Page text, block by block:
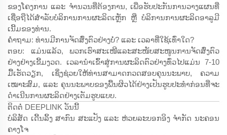
ຂອງໂຄງການ ແລະ ຈຳນວນທີ່ຕ້ອງການ, ເພື່ອຮັບປະກັນການວາງແຜນທີ່
ເຊື່ອຖືໄດ້ສຳລັບບໍລິການການຜະລິດເຫຼັກ ຫຼື ບໍລິການການຜະລິດອາລູມີ
ເນີ້ມຂອງທ່ານ.
ຄຳຖາມ: ທ່ານມີການຈັດສົ່ງຕົວຢ່າງບໍ່? ແລະ ເວລາທີ່ໃຊ້ເທົ່າໃດ?
ຕອບ: ແມ່ນແລ້ວ, ພວກເຮົາສະເໜີແລະສະໜັບສະໜູນການຈັດສົ່ງຕົວ
ຢ່າງຢ່າງເຂີ້ມງວດ. ເວລານຳເຂົ້າສູ່ການຜະລິດຕົວຢ່າງທົ່ວໄປແມ່ນ 7-10
ມື້ເຮັດວຽກ, ເຊິ່ງຊ່ວຍໃຫ້ທ່ານສາມາດກວດສອບຄຸນນະພາບ, ຄວາມ
ເໝາະສົມ, ແລະ ຄຸນນະພາບຂອງພື້ນຜິວໄດ້ຢ່າງເປັນຮູບປະທຳກ່ອນທີ່ຈະ
ດຳເນີນການຜະລິດຢ່າງເຕັມຮູບແບບ.
ຕິດຕໍ່ DEEPLINK ວັນນີ້
ບໍລິສັດ ເດີ້ນລິ້ງ ສາກົນ ສະແປັງ ແລະ ຫ່ວຍລະບອກອິງ ຈຳກັດ ນະຄອນ
ຄາງໂຈ